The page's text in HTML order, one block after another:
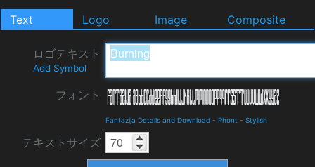
Text Logo Image Composite
ロゴテキスト
Add Symbol
フォント
Fantazija Details and Download - Phont - Stylish
テキストサイズ